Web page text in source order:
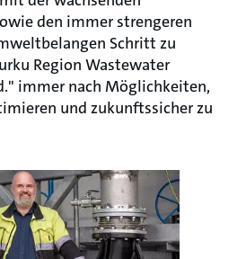
den immer strengeren
Schritt zu
Region Wastewater
immer nach Möglichkeiten,
und zukunftssicher zu